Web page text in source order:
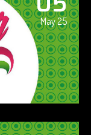
May 25